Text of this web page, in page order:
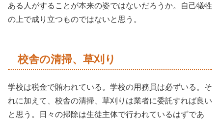
ある人がすることが本来の姿ではないだろうか。自己犠牲
の上で成り立つものではないと思う。
校舎の清掃、草刈り
学校は税金で賄われている。学校の用務員は必ずいる。そ
れに加えて、校舎の清掃、草刈りは業者に委託すれば良い
と思う。日々の掃除は生徒主体で行われているはずであ